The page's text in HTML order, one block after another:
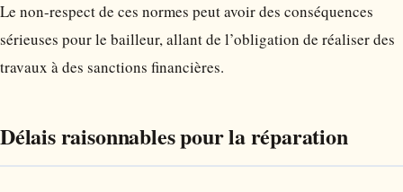
Le non-respect de ces normes peut avoir des conséquences
sérieuses pour le bailleur, allant de l’obligation de réaliser des
travaux à des sanctions financières.
Délais raisonnables pour la réparation